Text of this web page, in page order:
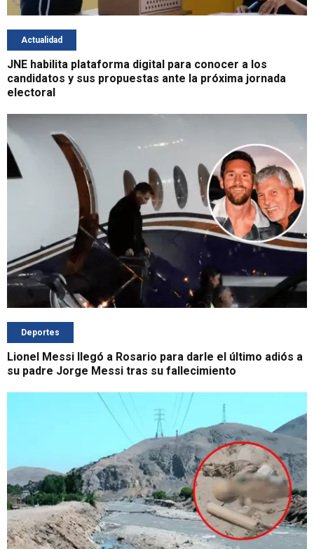
Actualidad
JNE habilita plataforma digital para conocer a los
candidatos y sus propuestas ante la próxima jornada
electoral
Deportes
Lionel Messi llegó a Rosario para darle el último adiós a
su padre Jorge Messi tras su fallecimiento